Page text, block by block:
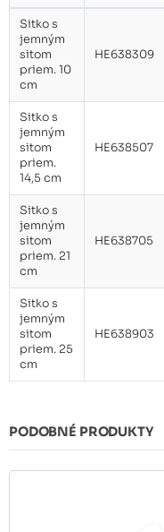
Sitko s
jemným
sitom
priem. 10
cm
HE638309
Sitko s
jemným
sitom
priem.
14,5 cm
HE638507
Sitko s
jemným
sitom
priem. 21
cm
HE638705
Sitko s
jemným
sitom
priem. 25
cm
HE638903
PODOBNÉ PRODUKTY